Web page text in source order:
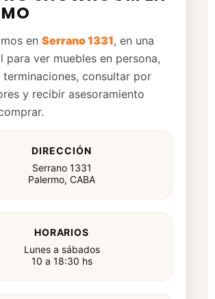
en Serrano 1331, en una
para ver muebles en persona,
consultar por
y recibir asesoramiento
DIRECCIÓN
Serrano 1331
Palermo, CABA
HORARIOS
Lunes a sábados
10 a 18:30 hs